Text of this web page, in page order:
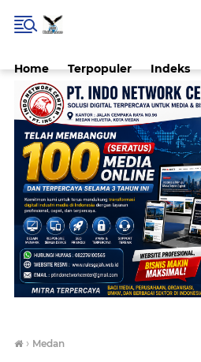
Home Terpopuler Indeks
› Medan